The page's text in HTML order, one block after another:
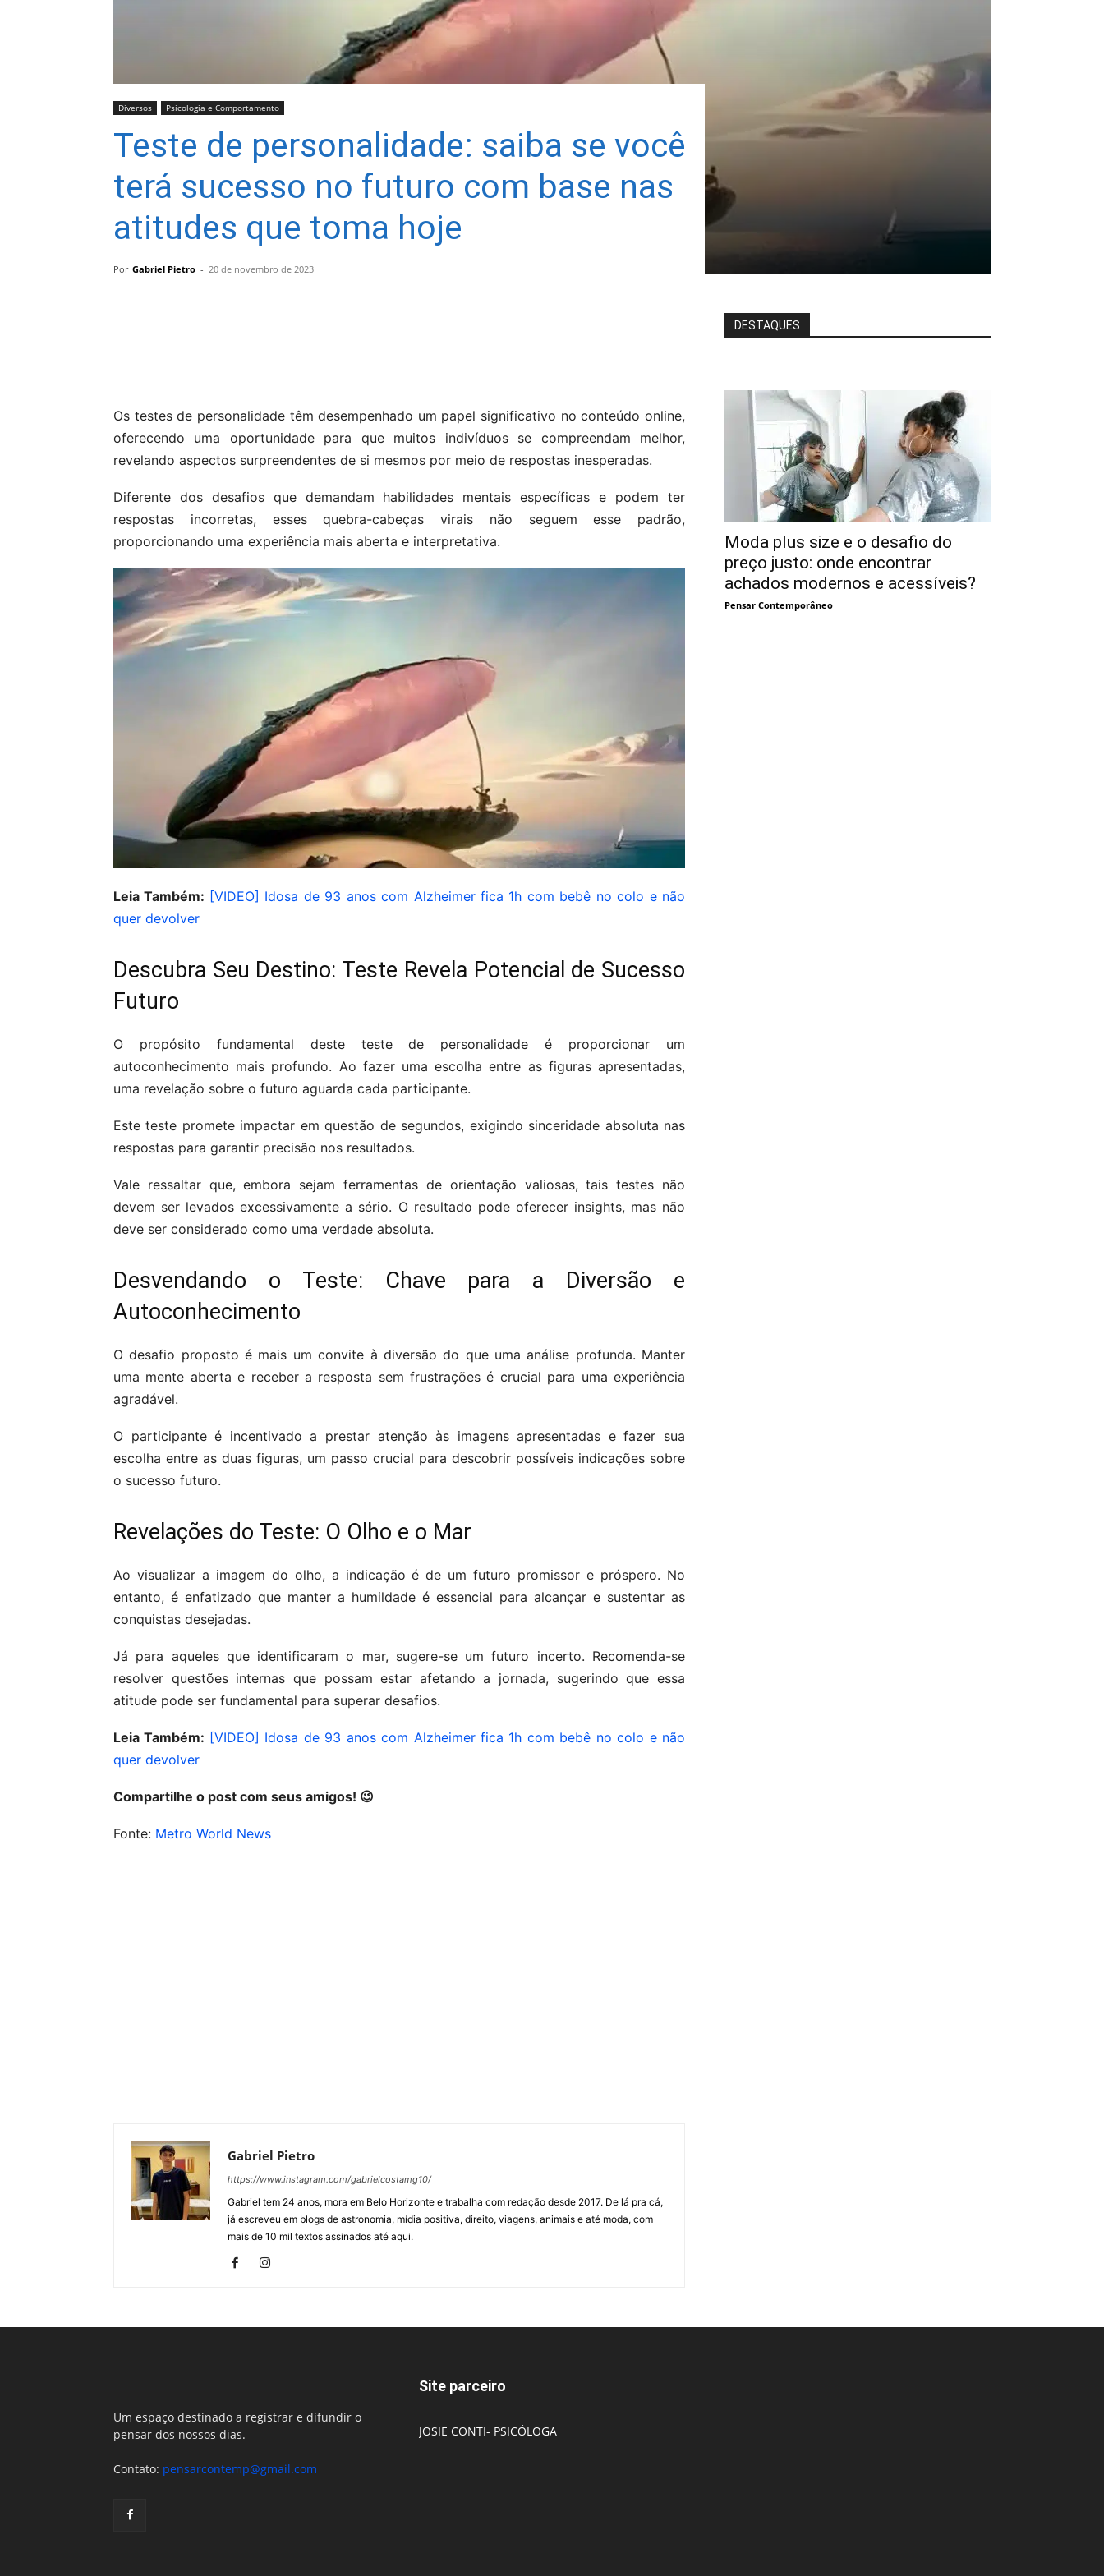
Diversos Psicologia e Comportamento
Teste de personalidade: saiba se você
terá sucesso no futuro com base nas
atitudes que toma hoje
Por Gabriel Pietro - 20 de novembro de 2023
Os testes de personalidade têm desempenhado um papel significativo no conteúdo online,
oferecendo uma oportunidade para que muitos indivíduos se compreendam melhor,
revelando aspectos surpreendentes de si mesmos por meio de respostas inesperadas.
Diferente dos desafios que demandam habilidades mentais específicas e podem ter
respostas incorretas, esses quebra-cabeças virais não seguem esse padrão,
proporcionando uma experiência mais aberta e interpretativa.
Leia Também: [VIDEO] Idosa de 93 anos com Alzheimer fica 1h com bebê no colo e não
quer devolver
Descubra Seu Destino: Teste Revela Potencial de Sucesso
Futuro
O propósito fundamental deste teste de personalidade é proporcionar um
autoconhecimento mais profundo. Ao fazer uma escolha entre as figuras apresentadas,
uma revelação sobre o futuro aguarda cada participante.
Este teste promete impactar em questão de segundos, exigindo sinceridade absoluta nas
respostas para garantir precisão nos resultados.
Vale ressaltar que, embora sejam ferramentas de orientação valiosas, tais testes não
devem ser levados excessivamente a sério. O resultado pode oferecer insights, mas não
deve ser considerado como uma verdade absoluta.
Desvendando o Teste: Chave para a Diversão e
Autoconhecimento
O desafio proposto é mais um convite à diversão do que uma análise profunda. Manter
uma mente aberta e receber a resposta sem frustrações é crucial para uma experiência
agradável.
O participante é incentivado a prestar atenção às imagens apresentadas e fazer sua
escolha entre as duas figuras, um passo crucial para descobrir possíveis indicações sobre
o sucesso futuro.
Revelações do Teste: O Olho e o Mar
Ao visualizar a imagem do olho, a indicação é de um futuro promissor e próspero. No
entanto, é enfatizado que manter a humildade é essencial para alcançar e sustentar as
conquistas desejadas.
Já para aqueles que identificaram o mar, sugere-se um futuro incerto. Recomenda-se
resolver questões internas que possam estar afetando a jornada, sugerindo que essa
atitude pode ser fundamental para superar desafios.
Leia Também: [VIDEO] Idosa de 93 anos com Alzheimer fica 1h com bebê no colo e não
quer devolver
Compartilhe o post com seus amigos! 😉
Fonte: Metro World News
Gabriel Pietro
https://www.instagram.com/gabrielcostamg10/
Gabriel tem 24 anos, mora em Belo Horizonte e trabalha com redação desde 2017. De lá pra cá,
já escreveu em blogs de astronomia, mídia positiva, direito, viagens, animais e até moda, com
mais de 10 mil textos assinados até aqui.
DESTAQUES
Moda plus size e o desafio do
preço justo: onde encontrar
achados modernos e acessíveis?
Pensar Contemporâneo
Um espaço destinado a registrar e difundir o
pensar dos nossos dias.
Contato: pensarcontemp@gmail.com
Site parceiro
JOSIE CONTI- PSICÓLOGA